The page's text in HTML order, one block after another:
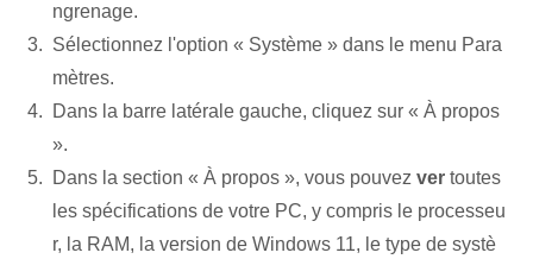
ngrenage.
Sélectionnez l'option « Système »‌ dans le menu ⁣Para
mètres.
Dans la barre latérale gauche, cliquez sur « À propos
».
Dans la section « À propos », vous pouvez ver toutes
les spécifications de votre PC, y compris le processeu
r, la RAM, la version de Windows 11, le type de systè